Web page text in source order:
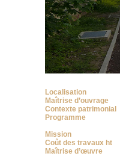
Localisation
Maîtrise d’ouvrage
Contexte patrimonial
Programme
Mission
Coût des travaux ht
Maîtrise d’œuvre